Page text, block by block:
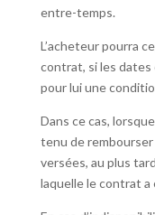
entre-temps.
L’acheteur pourra
contrat, si les
pour lui une
Dans ce cas,
tenu de
versées, au plus
laquelle le contrat a